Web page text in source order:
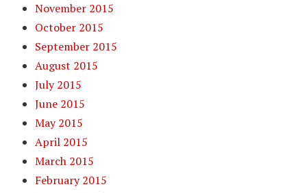
November 2015
October 2015
September 2015
August 2015
July 2015
June 2015
May 2015
April 2015
March 2015
February 2015